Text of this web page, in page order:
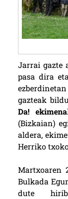
Jarrai gazte
pasa dira
gazteak
Da! ekimena
(Bizkaian)
aldera,
Herriko
Martxoaren
Bulkada
dute